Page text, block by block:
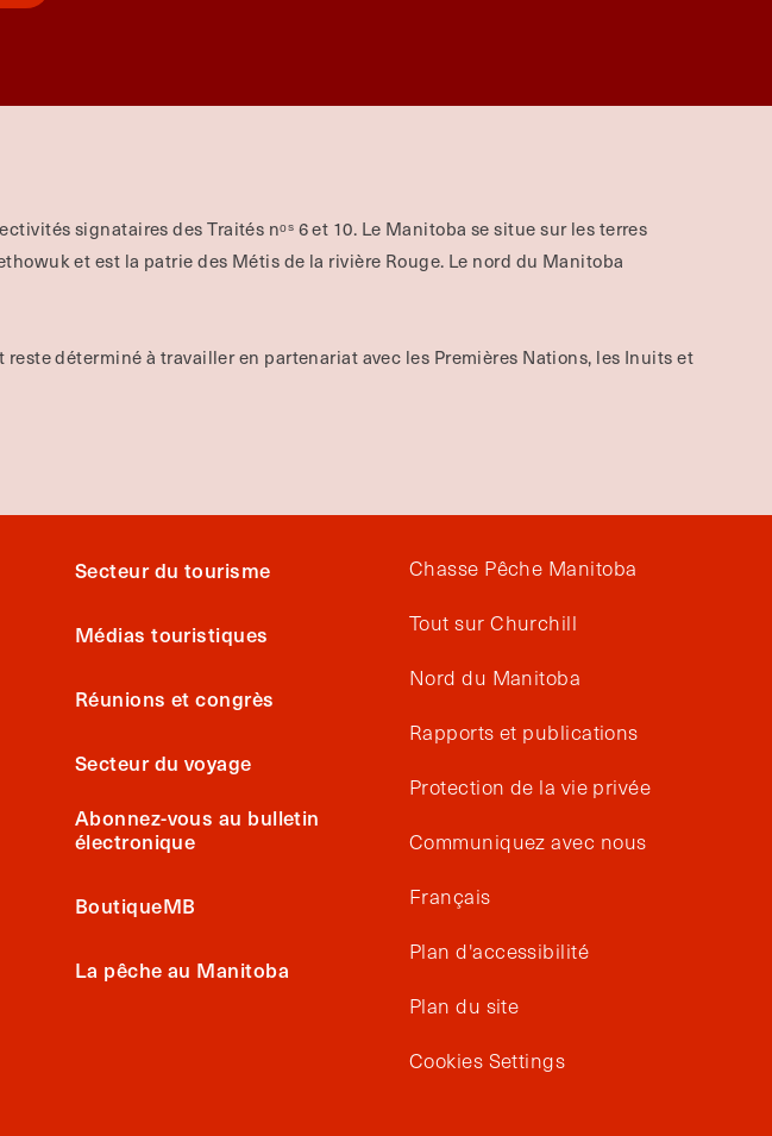
signataires des Traités nᵒˢ 6 et 10. Le Manitoba se situe sur les terres
et est la patrie des Métis de la rivière Rouge. Le nord du Manitoba
déterminé à travailler en partenariat avec les Premières Nations, les Inuits et
Secteur du tourisme
Médias touristiques
Réunions et congrès
Secteur du voyage
Abonnez-vous au bulletin
électronique
BoutiqueMB
La pêche au Manitoba
Chasse Pêche Manitoba
Tout sur Churchill
Nord du Manitoba
Rapports et publications
Protection de la vie privée
Communiquez avec nous
Français
Plan d'accessibilité
Plan du site
Cookies Settings